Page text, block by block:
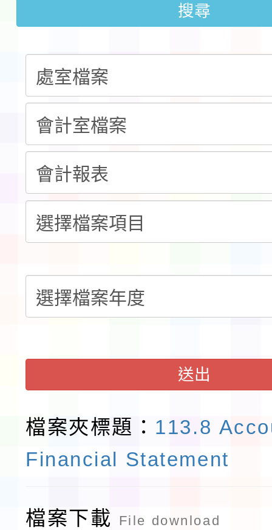
檢送桃園市115學年度
實施要點各1份
115年食農教育專業人
程
函轉國家通訊傳播委員
鎮韌性（防空）演習－
速演練執行計畫」
「115年金融知識線上
法」
本校115學年度第1學
第3次招考代課鐘點教
告(不再辦理後續甄選)
檢送「桃園市115學年
賽實施要點」1份
本市「115學年度學生
展演活動實施計畫」
搜尋
送出
檔案夾標題： 113.8
Financial Statement
檔案下載 File download